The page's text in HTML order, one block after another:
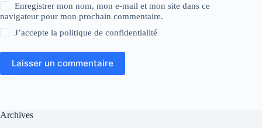
Enregistrer mon nom, mon e-mail et mon site dans ce
navigateur pour mon prochain commentaire.
J’accepte lapolitique de confidentialité
Laisser un commentaire
Archives